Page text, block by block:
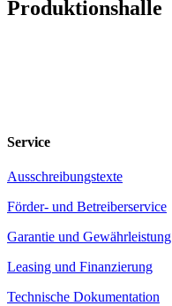
Produktionshalle
Service
Ausschreibungstexte
Förder- und Betreiberservice
Garantie und Gewährleistung
Leasing und Finanzierung
Technische Dokumentation